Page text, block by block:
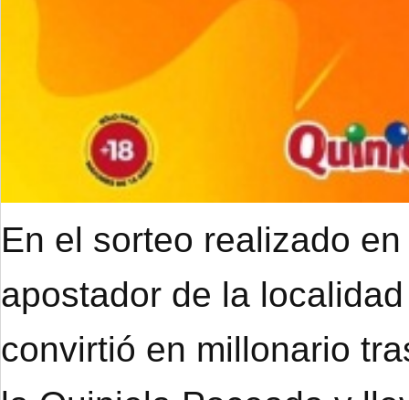
En el sorteo realizado
apostador de la
convirtió en millonario